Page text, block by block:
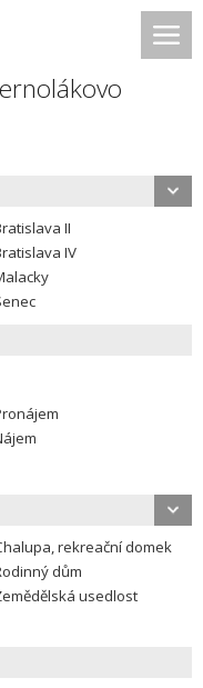
II
IV
rekreační domek
dům
usedlost